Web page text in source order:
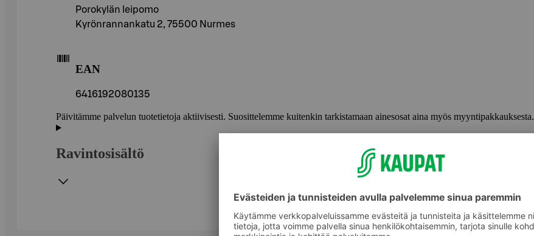
Porokylän leipomo
Kyrönrannankatu 2, 75500 Nurmes
EAN
6416192080135
Päivitämme palvelun tuotetietoja aktiivisesti. Suosittelemme kuitenkin tarkistamaan ainesosat aina myös myyntipakkauksesta.
Ravintosisältö